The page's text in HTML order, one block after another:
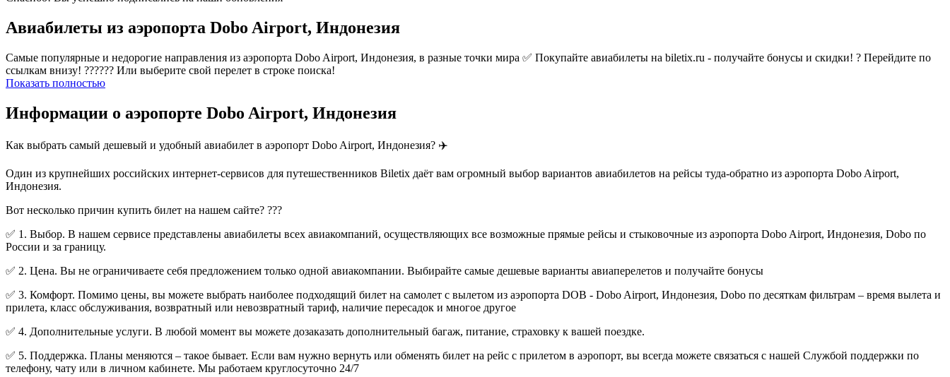
Авиабилеты из аэропорта Dobo Airport, Индонезия
Самые популярные и недорогие направления из аэропорта Dobo Airport, Индонезия, в разные точки мира ✅ Покупайте авиабилеты на biletix.ru - получайте бонусы и скидки! ? Перейдите по
ссылкам внизу! ?????? Или выберите свой перелет в строке поиска!
Показать полностью
Информации о аэропорте Dobo Airport, Индонезия
Как выбрать самый дешевый и удобный авиабилет в аэропорт Dobo Airport, Индонезия? ✈️
Один из крупнейших российских интернет-сервисов для путешественников Biletix даёт вам огромный выбор вариантов авиабилетов на рейсы туда-обратно из аэропорта Dobo Airport,
Индонезия.
Вот несколько причин купить билет на нашем сайте? ???
✅ 1. Выбор. В нашем сервисе представлены авиабилеты всех авиакомпаний, осуществляющих все возможные прямые рейсы и стыковочные из аэропорта Dobo Airport, Индонезия, Dobo по
России и за границу.
✅ 2. Цена. Вы не ограничиваете себя предложением только одной авиакомпании. Выбирайте самые дешевые варианты авиаперелетов и получайте бонусы
✅ 3. Комфорт. Помимо цены, вы можете выбрать наиболее подходящий билет на самолет с вылетом из аэропорта DOB - Dobo Airport, Индонезия, Dobo по десяткам фильтрам – время вылета и
прилета, класс обслуживания, возвратный или невозвратный тариф, наличие пересадок и многое другое
✅ 4. Дополнительные услуги. В любой момент вы можете дозаказать дополнительный багаж, питание, страховку к вашей поездке.
✅ 5. Поддержка. Планы меняются – такое бывает. Если вам нужно вернуть или обменять билет на рейс с прилетом в аэропорт, вы всегда можете связаться с нашей Службой поддержки по
телефону, чату или в личном кабинете. Мы работаем круглосуточно 24/7